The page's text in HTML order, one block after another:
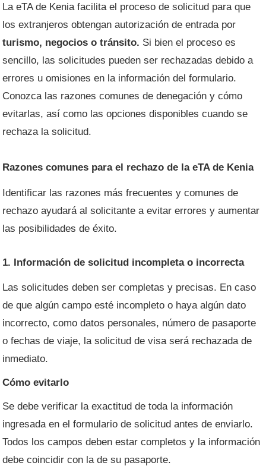
La eTA de Kenia facilita el proceso de solicitud para que
los extranjeros obtengan autorización de entrada por
turismo, negocios o tránsito. Si bien el proceso es
sencillo, las solicitudes pueden ser rechazadas debido a
errores u omisiones en la información del formulario.
Conozca las razones comunes de denegación y cómo
evitarlas, así como las opciones disponibles cuando se
rechaza la solicitud.
Razones comunes para el rechazo de la eTA de Kenia
Identificar las razones más frecuentes y comunes de
rechazo ayudará al solicitante a evitar errores y aumentar
las posibilidades de éxito.
1. Información de solicitud incompleta o incorrecta
Las solicitudes deben ser completas y precisas. En caso
de que algún campo esté incompleto o haya algún dato
incorrecto, como datos personales, número de pasaporte
o fechas de viaje, la solicitud de visa será rechazada de
inmediato.
Cómo evitarlo
Se debe verificar la exactitud de toda la información
ingresada en el formulario de solicitud antes de enviarlo.
Todos los campos deben estar completos y la información
debe coincidir con la de su pasaporte.